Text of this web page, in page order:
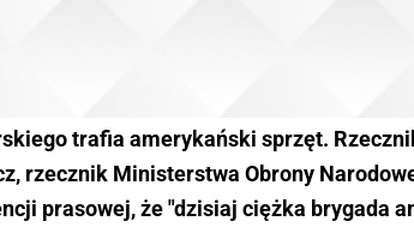
trafia amerykański sprzęt.
rzecznik Ministerstwa Obrony
prasowej, że "dzisiaj ciężka brygada